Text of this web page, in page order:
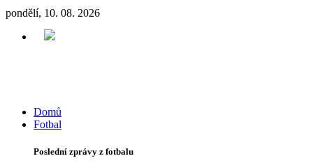
pondělí, 10. 08. 2026
Domů
Fotbal
Poslední zprávy z fotbalu